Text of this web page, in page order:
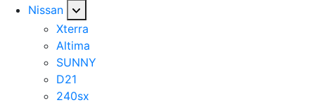
Nissan
Xterra
Altima
SUNNY
D21
240sx